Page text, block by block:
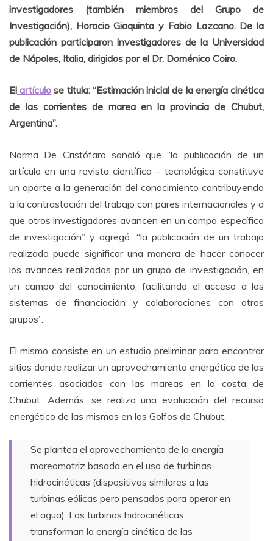
investigadores (también miembros del Grupo de
Investigación), Horacio Giaquinta y Fabio Lazcano. De la
publicación participaron investigadores de la Universidad
de Nápoles, Italia, dirigidos por el Dr. Doménico Coiro.
El artículo se titula: “Estimación inicial de la energía cinética
de las corrientes de marea en la provincia de Chubut,
Argentina”.
Norma De Cristófaro sañaló que “la publicación de un
artículo en una revista científica – tecnológica constituye
un aporte a la generación del conocimiento contribuyendo
a la contrastación del trabajo con pares internacionales y a
que otros investigadores avancen en un campo específico
de investigación” y agregó: “la publicación de un trabajo
realizado puede significar una manera de hacer conocer
los avances realizados por un grupo de investigación, en
un campo del conocimiento, facilitando el acceso a los
sistemas de financiación y colaboraciones con otros
grupos”.
El mismo consiste en un estudio preliminar para encontrar
sitios donde realizar un aprovechamiento energético de las
corrientes asociadas con las mareas en la costa de
Chubut. Además, se realiza una evaluación del recurso
energético de las mismas en los Golfos de Chubut.
Se plantea el aprovechamiento de la energía
mareomotriz basada en el uso de turbinas
hidrocinéticas (dispositivos similares a las
turbinas eólicas pero pensados para operar en
el agua). Las turbinas hidrocinéticas
transforman la energía cinética de las